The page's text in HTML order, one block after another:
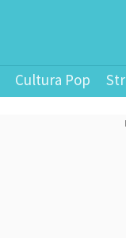
Cultura Pop